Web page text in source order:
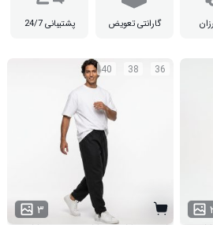
گارانتی تعویض پشتیبانی 24/7
36
38
40
۳